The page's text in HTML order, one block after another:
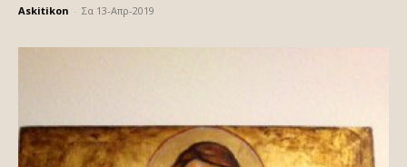
Askitikon Σα 13-Απρ-2019